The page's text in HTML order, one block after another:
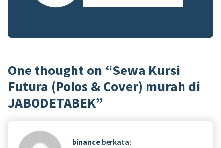
One thought on “Sewa Kursi
Futura (Polos & Cover) murah di
JABODETABEK”
binance berkata: